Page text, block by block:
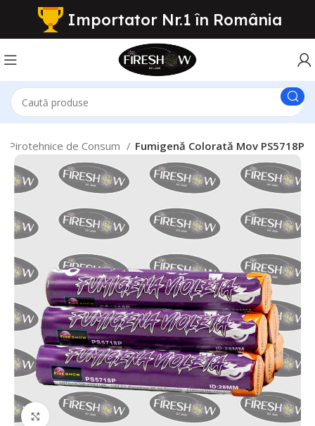
Importator Nr.1 în România
Pirotehnice de Consum Fumigenă Colorată Mov PS5718P
Faceți click pentru a mări